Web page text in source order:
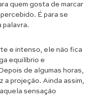
quem gosta de marcar
É para se
palavra.
e intenso, ele não fica
equilíbrio e
de algumas horas,
a projeção. Ainda assim,
sensação